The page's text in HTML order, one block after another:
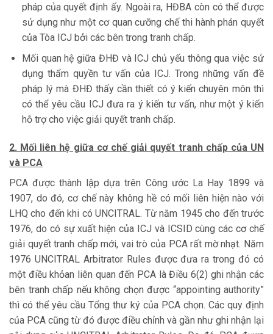
pháp của quyết định ấy. Ngoài ra, HĐBA còn có thể được
sử dụng như một cơ quan cưỡng chế thi hành phán quyết
của Tòa ICJ bởi các bên trong tranh chấp.
Mối quan hệ giữa ĐHĐ và ICJ chủ yếu thông qua việc sử
dụng thẩm quyền tư vấn của ICJ. Trong những vấn đề
pháp lý mà ĐHĐ thấy cần thiết có ý kiến chuyên môn thì
có thể yêu cầu ICJ đưa ra ý kiến tư vấn, như một ý kiến
hỗ trợ cho việc giải quyết tranh chấp.
2. Mối liên hệ giữa cơ chế giải quyết tranh chấp của UN
và PCA
PCA được thành lập dựa trên Công ước La Hay 1899 và
1907, do đó, cơ chế này không hề có mối liên hiện nào với
LHQ cho đến khi có UNCITRAL. Từ năm 1945 cho đến trước
1976, do có sự xuất hiện của ICJ và ICSID cùng các cơ chế
giải quyết tranh chấp mới, vai trò của PCA rất mờ nhạt. Năm
1976 UNCITRAL Arbitrator Rules được đưa ra trong đó có
một điều khỏan liên quan đến PCA là Điều 6(2) ghi nhận các
bên tranh chấp nếu không chọn được “appointing authority”
thì có thể yêu cầu Tổng thư ký của PCA chọn. Các quy định
của PCA cũng từ đó được điều chỉnh và gần như ghi nhận lại